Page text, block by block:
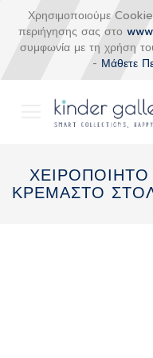
Χρησιμοποιούμε
περιήγησης σας στο
συμφωνία με τη χρήση
- Μάθετε
περιεχόμενο
ΧΕΙΡΟΠΟΙΗΤΟ
ΚΡΕΜΑΣΤΟ